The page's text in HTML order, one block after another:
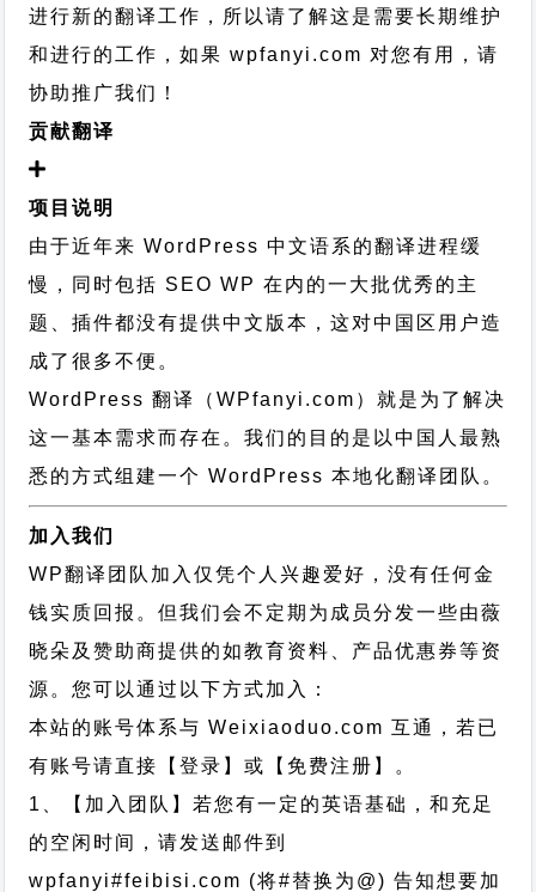
进行新的翻译工作，所以请了解这是需要长期维护
和进行的工作，如果 wpfanyi.com 对您有用，请
协助推广我们！
贡献翻译
项目说明
由于近年来 WordPress 中文语系的翻译进程缓
慢，同时包括 SEO WP 在内的一大批优秀的主
题、插件都没有提供中文版本，这对中国区用户造
成了很多不便。
WordPress 翻译（WPfanyi.com） 就是为了解决
这一基本需求而存在。我们的目的是以中国人最熟
悉的方式组建一个 WordPress 本地化翻译团队。
加入我们
WP翻译团队加入仅凭个人兴趣爱好，没有任何金
钱实质回报。但我们会不定期为成员分发一些由薇
晓朵及赞助商提供的如教育资料、产品优惠券等资
源。您可以通过以下方式加入：
本站的账号体系与Weixiaoduo.com 互通，若已
有账号请直接【登录】或【免费注册】。
1、【加入团队】若您有一定的英语基础，和充足
的空闲时间，请发送邮件到
wpfanyi#feibisi.com (将#替换为@) 告知想要加